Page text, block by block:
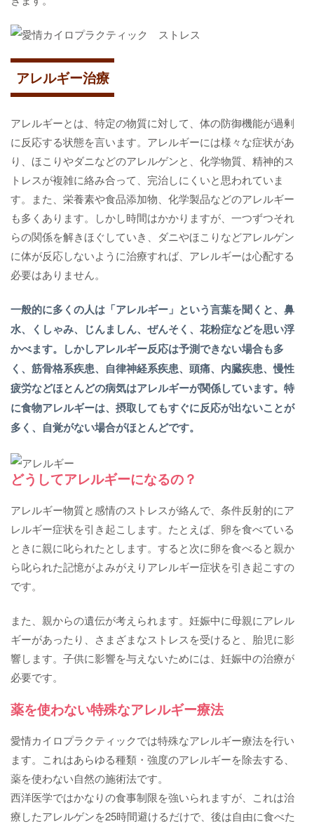
アレルギー治療
アレルギーとは、特定の物質に対して、体の防御機能が過剰
に反応する状態を言います。アレルギーには様々な症状があ
り、ほこりやダニなどのアレルゲンと、化学物質、精神的ス
トレスが複雑に絡み合って、完治しにくいと思われていま
す。また、栄養素や食品添加物、化学製品などのアレルギー
も多くあります。しかし時間はかかりますが、一つずつそれ
らの関係を解きほぐしていき、ダニやほこりなどアレルゲン
に体が反応しないように治療すれば、アレルギーは心配する
必要はありません。
一般的に多くの人は「アレルギー」という言葉を聞くと、鼻
水、くしゃみ、じんましん、ぜんそく、花粉症などを思い浮
かべます。しかしアレルギー反応は予測できない場合も多
く、筋骨格系疾患、自律神経系疾患、頭痛、内臓疾患、慢性
疲労などほとんどの病気はアレルギーが関係しています。特
に食物アレルギーは、摂取してもすぐに反応が出ないことが
多く、自覚がない場合がほとんどです。
どうしてアレルギーになるの？
アレルギー物質と感情のストレスが絡んで、条件反射的にア
レルギー症状を引き起こします。たとえば、卵を食べている
ときに親に叱られたとします。すると次に卵を食べると親か
ら叱られた記憶がよみがえりアレルギー症状を引き起こすの
です。
また、親からの遺伝が考えられます。妊娠中に母親にアレル
ギーがあったり、さまざまなストレスを受けると、胎児に影
響します。子供に影響を与えないためには、妊娠中の治療が
必要です。
薬を使わない特殊なアレルギー療法
愛情カイロプラクティックでは特殊なアレルギー療法を行い
ます。これはあらゆる種類・強度のアレルギーを除去する、
薬を使わない自然の施術法です。
西洋医学ではかなりの食事制限を強いられますが、これは治
療したアレルゲンを25時間避けるだけで、後は自由に食べた